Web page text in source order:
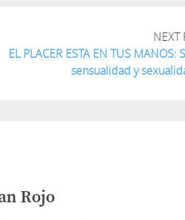
NEXT
EL PLACER ESTA EN TUS MANOS:
sensualidad y
Rojo